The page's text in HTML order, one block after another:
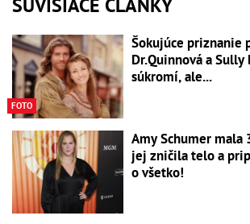
FOTO
Šokujúce priznanie
Dr.Quinnová a
súkromí, ale...
Amy Schumer mala
jej zničila telo a
o všetko!